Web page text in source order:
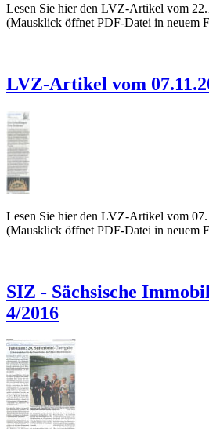
Lesen Sie hier den LVZ-Artikel vom
(Mausklick öffnet PDF-Datei in neuem
LVZ-Artikel vom
Lesen Sie hier den LVZ-Artikel vom
(Mausklick öffnet PDF-Datei in neuem
SIZ - Sächsische
4/2016